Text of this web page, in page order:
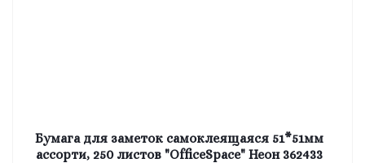
Бумага для заметок самоклеящаяся 51*51мм
ассорти, 250 листов "OfficeSpace" Неон 362433